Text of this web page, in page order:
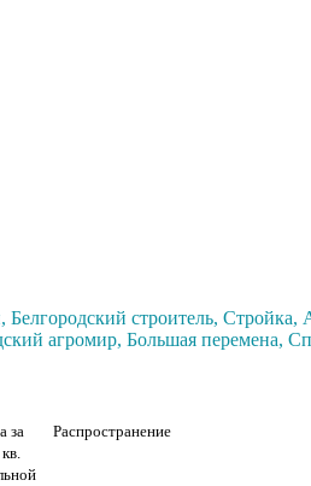
строитель,
агромир, Большая перемена,
за
Распространение